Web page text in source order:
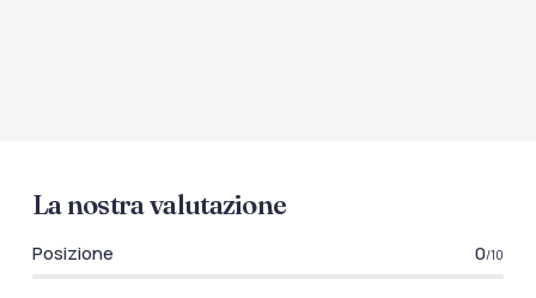
La nostra valutazione
Posizione 0/10